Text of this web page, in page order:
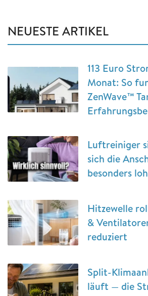
NEUESTE ARTIKEL
113 Euro
Monat: So
ZenWave™
Luftreiniger
sich die
besonders
Hitzewelle
&
reduziert
Split-
läuft — die